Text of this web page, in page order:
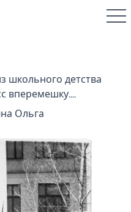
школьного детства
вперемешку....
Ольга